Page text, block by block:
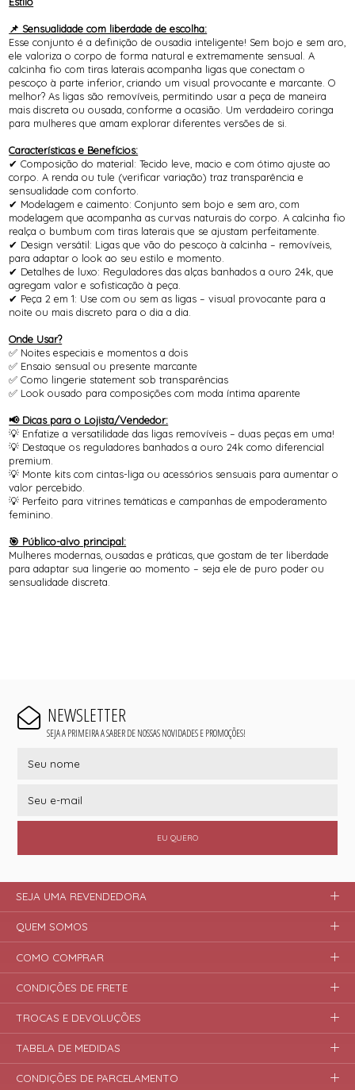
📌 Sensualidade com liberdade de escolha:
Esse conjunto é a definição de ousadia inteligente! Sem bojo e sem aro,
ele valoriza o corpo de forma natural e extremamente sensual. A
calcinha fio com tiras laterais acompanha ligas que conectam o
pescoço à parte inferior, criando um visual provocante e marcante. O
melhor? As ligas são removíveis, permitindo usar a peça de maneira
mais discreta ou ousada, conforme a ocasião. Um verdadeiro coringa
para mulheres que amam explorar diferentes versões de si.
Características e Benefícios:
✔ Composição do material: Tecido leve, macio e com ótimo ajuste ao
corpo. A renda ou tule (verificar variação) traz transparência e
sensualidade com conforto.
✔ Modelagem e caimento: Conjunto sem bojo e sem aro, com
modelagem que acompanha as curvas naturais do corpo. A calcinha fio
realça o bumbum com tiras laterais que se ajustam perfeitamente.
✔ Design versátil: Ligas que vão do pescoço à calcinha – removíveis,
para adaptar o look ao seu estilo e momento.
✔ Detalhes de luxo: Reguladores das alças banhados a ouro 24k, que
agregam valor e sofisticação à peça.
✔ Peça 2 em 1: Use com ou sem as ligas – visual provocante para a
noite ou mais discreto para o dia a dia.
Onde Usar?
✅ Noites especiais e momentos a dois
✅ Ensaio sensual ou presente marcante
✅ Como lingerie statement sob transparências
✅ Look ousado para composições com moda íntima aparente
📢 Dicas para o Lojista/Vendedor:
💡 Enfatize a versatilidade das ligas removíveis – duas peças em uma!
💡 Destaque os reguladores banhados a ouro 24k como diferencial
premium.
💡 Monte kits com cintas-liga ou acessórios sensuais para aumentar o
valor percebido.
💡 Perfeito para vitrines temáticas e campanhas de empoderamento
feminino.
🎯 Público-alvo principal:
Mulheres modernas, ousadas e práticas, que gostam de ter liberdade
para adaptar sua lingerie ao momento – seja ele de puro poder ou
sensualidade discreta.
NEWSLETTER
SEJA A PRIMEIRA A SABER DE NOSSAS NOVIDADES E PROMOÇÕES!
EU QUERO
SEJA UMA REVENDEDORA
QUEM SOMOS
COMO COMPRAR
CONDIÇÕES DE FRETE
TROCAS E DEVOLUÇÕES
TABELA DE MEDIDAS
CONDIÇÕES DE PARCELAMENTO